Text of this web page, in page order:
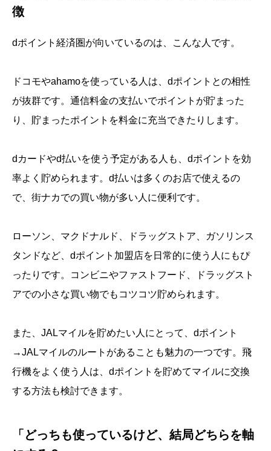
徴
dポイント経済圏が向いているのは、こんな人です。
ドコモやahamoを使っている人は、dポイントとの相性
が抜群です。通信料金の支払いでポイントが貯まった
り、貯まったポイントを料金に充当できたりします。
dカードやd払いを使う予定がある人も、dポイントを効
率よく貯められます。d払いは多くのお店で使えるの
で、街ナカでの買い物が多い人に便利です。
ローソン、マクドナルド、ドラッグストア、ガソリンス
タンドなど、dポイント加盟店を日常的に使う人にもぴ
ったりです。コンビニやファストフード、ドラッグスト
アでの小さな買い物でもコツコツ貯められます。
また、JALマイルを貯めたい人にとって、dポイント
→JALマイルのルートがあることも魅力の一つです。飛
行機をよく使う人は、dポイントを貯めてマイルに交換
する方法も検討できます。
「どっちも使っているけど、結局どちらを軸